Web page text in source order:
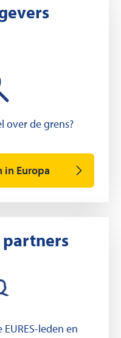
over de grens?
in Europa
partners
leden en